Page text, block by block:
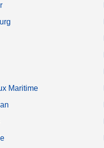
Maritime